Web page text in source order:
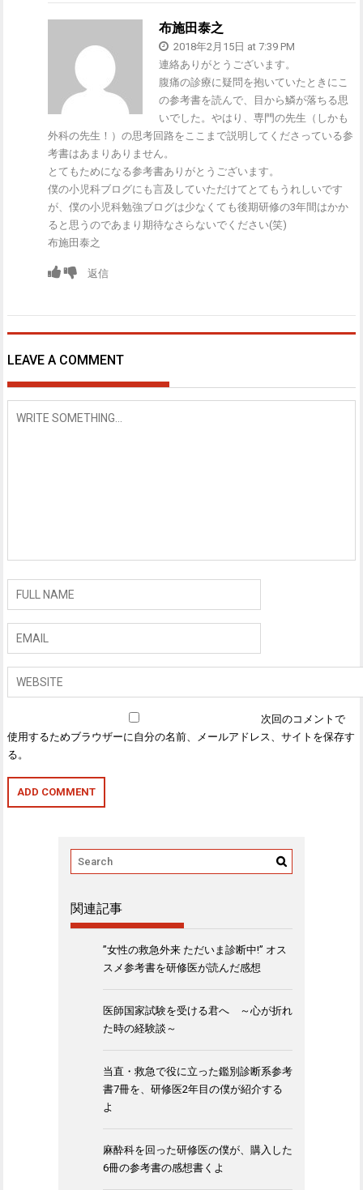
布施田泰之
2018年2月15日 at 7:39 PM
連絡ありがとうございます。
腹痛の診療に疑問を抱いていたときにこ
の参考書を読んで、目から鱗が落ちる思
いでした。やはり、専門の先生（しかも
外科の先生！）の思考回路をここまで説明してくださっている参
考書はあまりありません。
とてもためになる参考書ありがとうございます。
僕の小児科ブログにも言及していただけてとてもうれしいです
が、僕の小児科勉強ブログは少なくても後期研修の3年間はかか
ると思うのであまり期待なさらないでください(笑)
布施田泰之
返信
LEAVE A COMMENT
次回のコメントで
使用するためブラウザーに自分の名前、メールアドレス、サイトを保存す
る。
関連記事
”女性の救急外来 ただいま診断中!” オス
スメ参考書を研修医が読んだ感想
医師国家試験を受ける君へ ～心が折れ
た時の経験談～
当直・救急で役に立った鑑別診断系参考
書7冊を、研修医2年目の僕が紹介する
よ
麻酔科を回った研修医の僕が、購入した
6冊の参考書の感想書くよ